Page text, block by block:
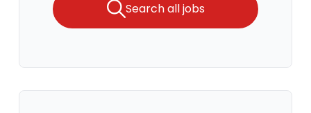
Search all jobs